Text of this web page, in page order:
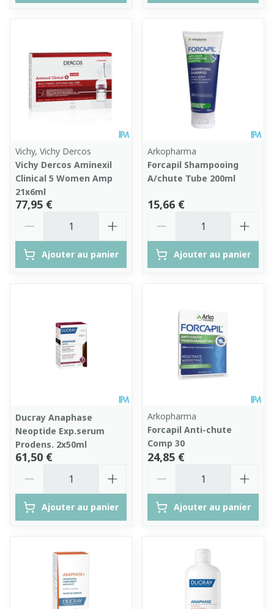
Vichy, Vichy Dercos
Vichy Dercos Aminexil
Clinical 5 Women Amp
21x6ml
77,95 €
Ajouter au panier
Arkopharma
Forcapil Shampooing
A/chute Tube 200ml
15,66 €
Ajouter au panier
Ducray Anaphase
Neoptide Exp.serum
Prodens. 2x50ml
61,50 €
Ajouter au panier
Arkopharma
Forcapil Anti-chute
Comp 30
24,85 €
Ajouter au panier